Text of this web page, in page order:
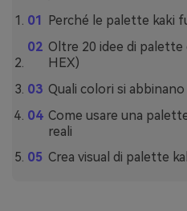
Perché le palette kaki
Oltre 20 idee di palette
HEX)
Quali colori si abbinano
Come usare una
reali
Crea visual di palette